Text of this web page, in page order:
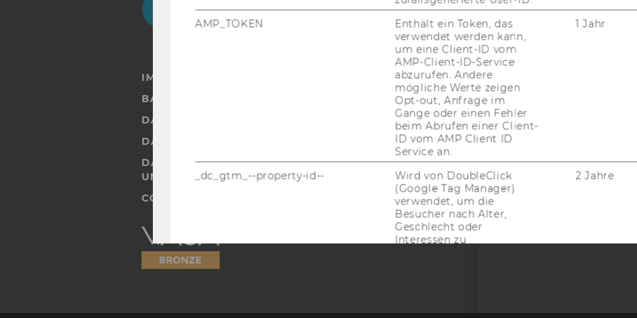
IMPRESSUM
BARRIEREFREIHEITSERKLÄRUNG WEBSEITE
DATENSCHUTZERKLÄRUNG
DATENSCHUTZERKLÄRUNG SOCIAL MEDIA
DATENSCHUTZERKLÄRUNG STUDIENBEWERBER*INNEN
UND STUDIERENDE
COOKIE EINSTELLUNGEN
Barrierefreiheitserklärung
Webseite
AMP_TOKEN
Enthält ein Token, das
verwendet werden kann,
um eine Client-ID vom
AMP-Client-ID-Service
abzurufen. Andere
mögliche Werte zeigen
Opt-out, Anfrage im
Gange oder einen Fehler
beim Abrufen einer Client-
ID vom AMP Client ID
Service an.
1 Jahr
_dc_gtm_--property-id--
Wird von DoubleClick
(Google Tag Manager)
verwendet, um die
Besucher nach Alter,
Geschlecht oder
Interessen zu
2 Jahre
can recognize returning